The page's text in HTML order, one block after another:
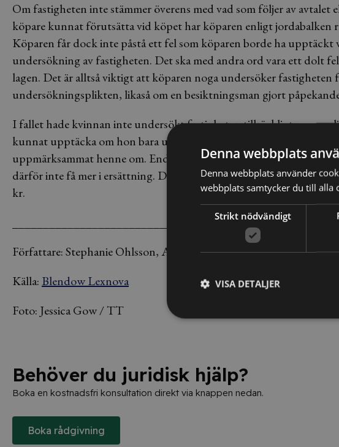
Om fastigheten inte stämmer överens med vad som följer av avtalet
köpare kunnat förutsätta vid köpet har köparen enligt jordabalken
Köparen får dock inte påstå ett fel som köparen borde ha upptäckt
undersökning av fastigheten. Det ska med andra ord vara ett dolt
lagen. Det är alltså viktigt att köparen noga undersöker fastigheten
undersökningsplikten, likaså om en besiktningsman gjort
I fallet hade kvinnan inte undersökt fastigheten tillräckligt noga
kunnat upptäcka om hon bara undersökte lite mer noggrant. Vissa
uppmärksammat henne om. Endast 240 000 kr motsvarade dolda
därför inte få mer i ersättning. Däremot var hon tvungen att betala
kr.
___________________________________
Författare: Stephanie Ohlsson, Allt om Juridik
Källa: Blendow Lexnova
Foto: Jessica Gow / TT
Behöver du juridisk hjälp?
Boka en kostnadsfri konsultation direkt via knappen nedan.
Boka rådgivning
Denna webbplats
Denna webbplats använder
webbplats samtycker du till alla
Strikt nödvändigt
VISA DETALJER